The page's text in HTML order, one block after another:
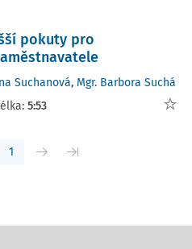
pokuty pro
Suchanová, Mgr. Barbora Suchá
5:53
1